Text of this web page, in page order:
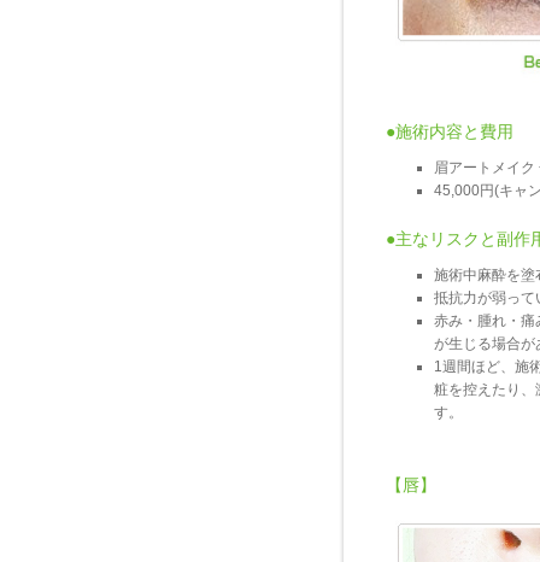
●施術内容と費用
眉アートメイク
45,000円(キャ
●主なリスクと副作
施術中麻酔を塗
抵抗力が弱って
赤み・腫れ・痛
が生じる場合が
1週間ほど、施
粧を控えたり、
す。
【唇】